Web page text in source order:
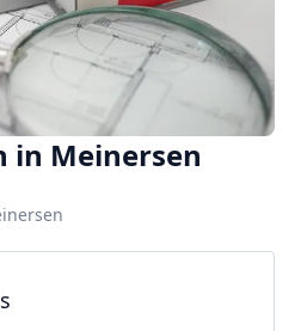
in Meinersen